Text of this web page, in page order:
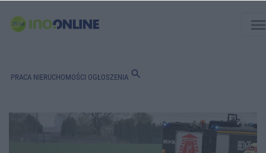
PRACA NIERUCHOMOŚCI OGŁOSZENIA search